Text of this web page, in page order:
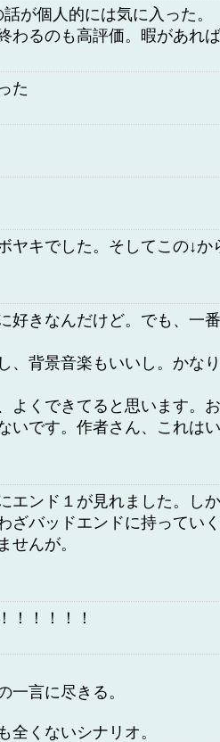
が個人的には気に入った。
わるのも高評価。暇があれ
た
ヤキでした。そしてこの↓か
好きなんだけど。でも、一
、背景音楽もいいし。かな
よくできてると思います
いです。作者さん、これは
エンド１が見れました。し
ざバッドエンドに持ってい
せんが。
！！！！！
一言に尽きる。
全くないシナリオ。